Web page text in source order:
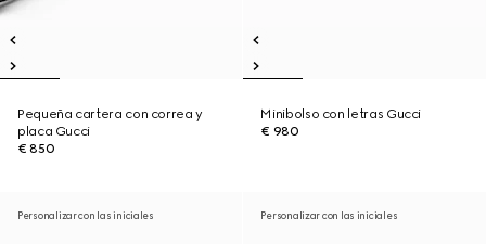
Pequeña cartera con correa y
placa Gucci
€ 850
Minibolso con letras Gucci
€ 980
Personalizar con las iniciales Personalizar con las iniciales